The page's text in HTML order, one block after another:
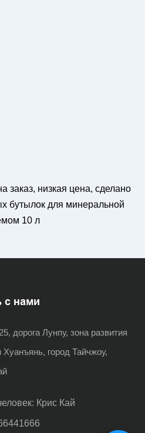
низкая цена, сделано
бутылок для минеральной
10 л
с нами
дорога Лунпу, зона развития
Хуанъянь, город Тайчжоу,
Крис Кай